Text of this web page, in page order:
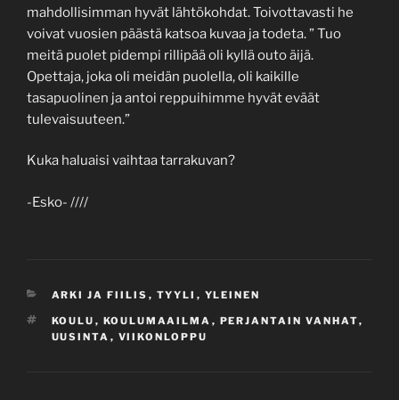
mahdollisimman hyvät lähtökohdat. Toivottavasti he
voivat vuosien päästä katsoa kuvaa ja todeta. ” Tuo
meitä puolet pidempi rillipää oli kyllä outo äijä.
Opettaja, joka oli meidän puolella, oli kaikille
tasapuolinen ja antoi reppuihimme hyvät eväät
tulevaisuuteen.”
Kuka haluaisi vaihtaa tarrakuvan?
-Esko- ////
CATEGORIES
ARKI JA FIILIS , TYYLI , YLEINEN
TAGS
KOULU , KOULUMAAILMA , PERJANTAIN VANHAT,
UUSINTA , VIIKONLOPPU